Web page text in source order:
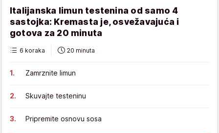
Italijanska limun testenina od samo 4
sastojka: Kremasta je, osvežavajuća i
gotova za 20 minuta
6 koraka 20 minuta
Zamrznite limun
Skuvajte testeninu
Pripremite osnovu sosa